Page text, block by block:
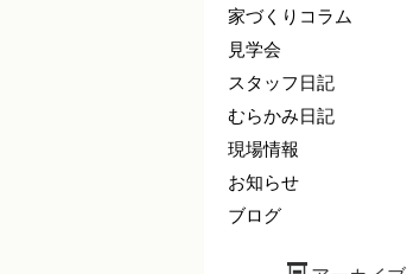
家づくりコラム
見学会
スタッフ日記
むらかみ日記
現場情報
お知らせ
ブログ